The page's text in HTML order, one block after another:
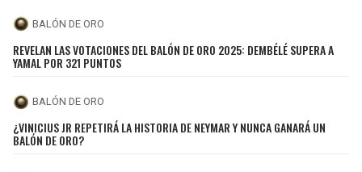
BUCCANEERS
BALÓN DE ORO
REVELAN LAS VOTACIONES DEL BALÓN DE ORO 2025: DEMBÉLÉ SUPERA A
YAMAL POR 321 PUNTOS
BALÓN DE ORO
¿VINICIUS JR REPETIRÁ LA HISTORIA DE NEYMAR Y NUNCA GANARÁ UN
BALÓN DE ORO?